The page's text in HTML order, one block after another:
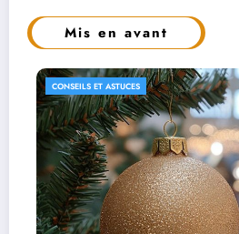
Mis en avant
CONSEILS ET ASTUCES